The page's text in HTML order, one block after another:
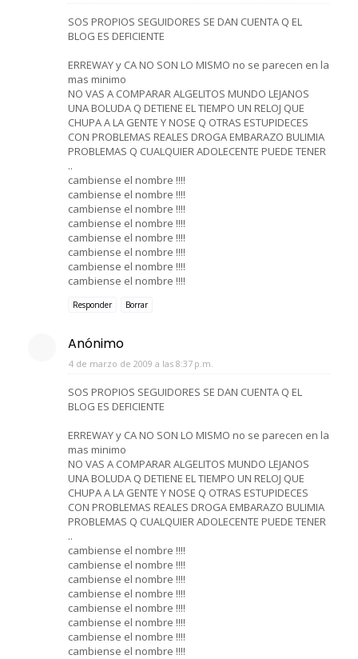
SOS PROPIOS SEGUIDORES SE DAN CUENTA Q EL
BLOG ES DEFICIENTE
ERREWAY y CA NO SON LO MISMO no se parecen en la
mas minimo
NO VAS A COMPARAR ALGELITOS MUNDO LEJANOS
UNA BOLUDA Q DETIENE EL TIEMPO UN RELOJ QUE
CHUPA A LA GENTE Y NOSE Q OTRAS ESTUPIDECES
CON PROBLEMAS REALES DROGA EMBARAZO BULIMIA
PROBLEMAS Q CUALQUIER ADOLECENTE PUEDE TENER
..
cambiense el nombre !!!!
cambiense el nombre !!!!
cambiense el nombre !!!!
cambiense el nombre !!!!
cambiense el nombre !!!!
cambiense el nombre !!!!
cambiense el nombre !!!!
cambiense el nombre !!!!
Responder Borrar
Anónimo
4 de marzo de 2009 a las 8:37 p.m.
SOS PROPIOS SEGUIDORES SE DAN CUENTA Q EL
BLOG ES DEFICIENTE
ERREWAY y CA NO SON LO MISMO no se parecen en la
mas minimo
NO VAS A COMPARAR ALGELITOS MUNDO LEJANOS
UNA BOLUDA Q DETIENE EL TIEMPO UN RELOJ QUE
CHUPA A LA GENTE Y NOSE Q OTRAS ESTUPIDECES
CON PROBLEMAS REALES DROGA EMBARAZO BULIMIA
PROBLEMAS Q CUALQUIER ADOLECENTE PUEDE TENER
..
cambiense el nombre !!!!
cambiense el nombre !!!!
cambiense el nombre !!!!
cambiense el nombre !!!!
cambiense el nombre !!!!
cambiense el nombre !!!!
cambiense el nombre !!!!
cambiense el nombre !!!!